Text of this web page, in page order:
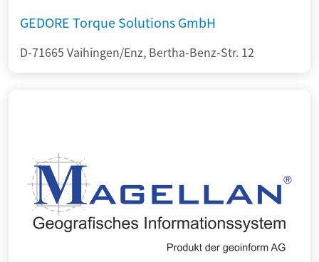
GEDORE Torque Solutions GmbH
D-71665 Vaihingen/Enz, Bertha-Benz-Str. 12